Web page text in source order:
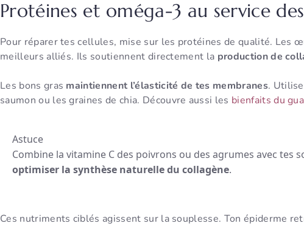
Protéines et oméga-3 au service
Pour réparer tes cellules, mise sur les protéines de qualité. Les
meilleurs alliés. Ils soutiennent directement la production de
Les bons gras maintiennent l’élasticité de tes membranes.
saumon ou les graines de chia. Découvre aussi les bienfaits du
Astuce
Combine la vitamine C des poivrons ou des agrumes avec tes
optimiser la synthèse naturelle du collagène.
Ces nutriments ciblés agissent sur la souplesse. Ton épiderme